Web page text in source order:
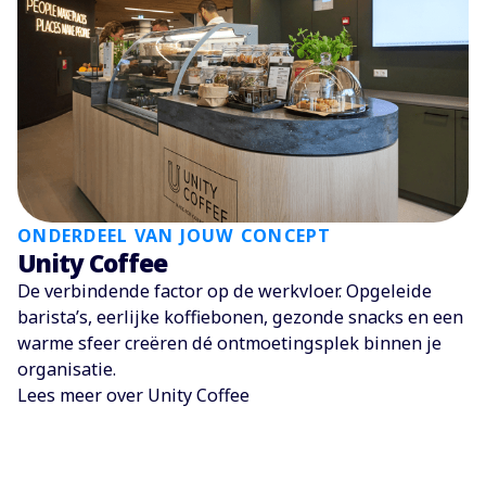
ONDERDEEL VAN JOUW CONCEPT
Unity Coffee
De verbindende factor op de werkvloer. Opgeleide
barista’s, eerlijke koffiebonen, gezonde snacks en een
warme sfeer creëren dé ontmoetingsplek binnen je
organisatie.
Lees meer over Unity Coffee